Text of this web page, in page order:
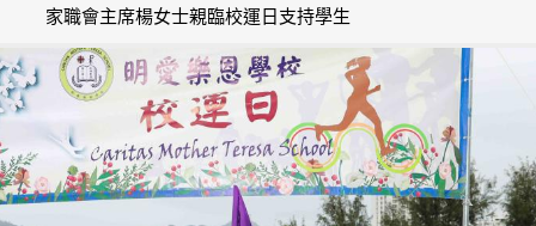
家職會主席楊女士親臨校運日支持學生